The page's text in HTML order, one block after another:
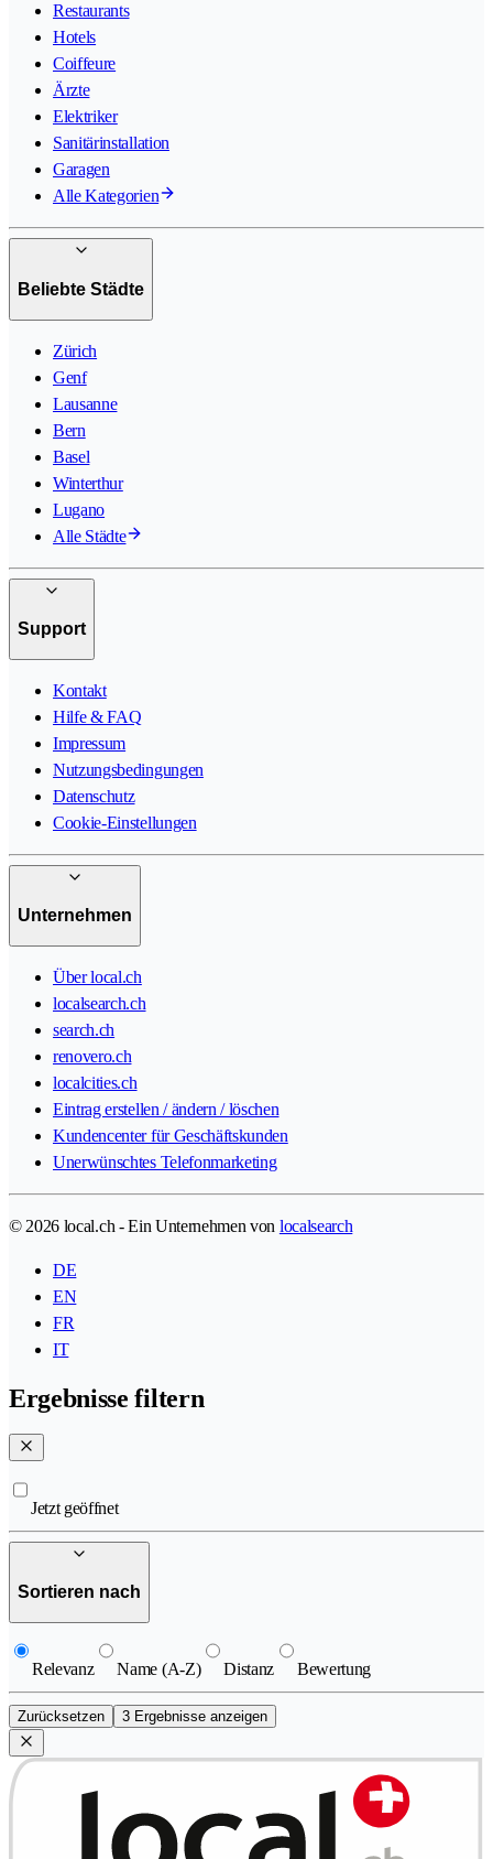
Restaurants
Hotels
Coiffeure
Ärzte
Elektriker
Sanitärinstallation
Garagen
Alle Kategorien
Beliebte Städte
Zürich
Genf
Lausanne
Bern
Basel
Winterthur
Lugano
Alle Städte
Support
Kontakt
Hilfe & FAQ
Impressum
Nutzungsbedingungen
Datenschutz
Cookie-Einstellungen
Unternehmen
Über local.ch
localsearch.ch
search.ch
renovero.ch
localcities.ch
Eintrag erstellen / ändern / löschen
Kundencenter für Geschäftskunden
Unerwünschtes Telefonmarketing
© 2026 local.ch - Ein Unternehmen von localsearch
DE
EN
FR
IT
Ergebnisse filtern
Jetzt geöffnet
Sortieren nach
Relevanz Name (A-Z) Distanz Bewertung
Zurücksetzen 3 Ergebnisse anzeigen